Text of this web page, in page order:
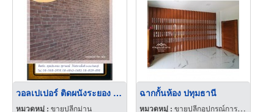
วอลเปเปอร์ ติดผนังระยอง 08-7618-3978
หมวดหมู่ : ขายปลีกม่าน
ฉากกั้นห้อง ปทุมธานี
หมวดหมู่ :ขายปลีกอุปกรณ์การติดม่าน